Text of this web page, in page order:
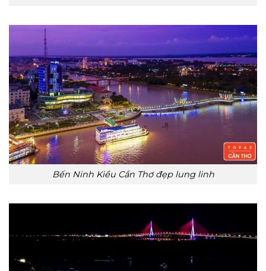
Bến Ninh Kiều Cần Thơ đẹp lung linh